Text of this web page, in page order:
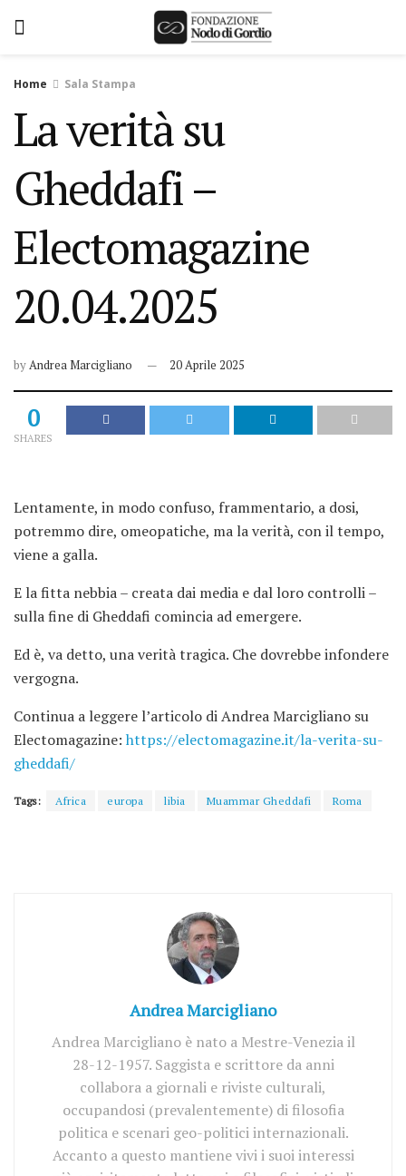
Home Sala Stampa
La verità su
Gheddafi –
Electomagazine
20.04.2025
byAndrea Marcigliano 20 Aprile 2025
0
SHARES
Lentamente, in modo confuso, frammentario, a dosi,
potremmo dire, omeopatiche, ma la verità, con il tempo,
viene a galla.
E la fitta nebbia – creata dai media e dal loro controlli –
sulla fine di Gheddafi comincia ad emergere.
Ed è, va detto, una verità tragica. Che dovrebbe infondere
vergogna.
Continua a leggere l’articolo di Andrea Marcigliano su
Electomagazine: https://electomagazine.it/la-verita-su-
gheddafi/
Tags: Africa europa libia Muammar Gheddafi Roma
Andrea Marcigliano
Andrea Marcigliano è nato a Mestre-Venezia il
28-12-1957. Saggista e scrittore da anni
collabora a giornali e riviste culturali,
occupandosi (prevalentemente) di filosofia
politica e scenari geo-politici internazionali.
Accanto a questo mantiene vivi i suoi interessi